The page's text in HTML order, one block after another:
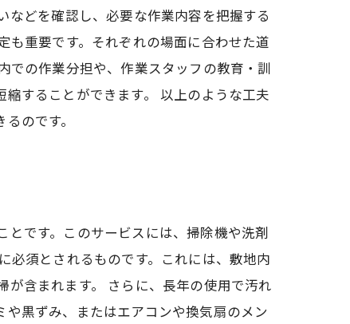
などを確認し、必要な作業内容を把握する
も重要です。それぞれの場面に合わせた道
での作業分担や、作業スタッフの教育・訓
することができます。 以上のような工夫
のです。
です。このサービスには、掃除機や洗剤
必須とされるものです。これには、敷地内
含まれます。 さらに、長年の使用で汚れ
黒ずみ、またはエアコンや換気扇のメン